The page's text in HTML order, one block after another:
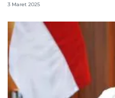
3 Maret 2025